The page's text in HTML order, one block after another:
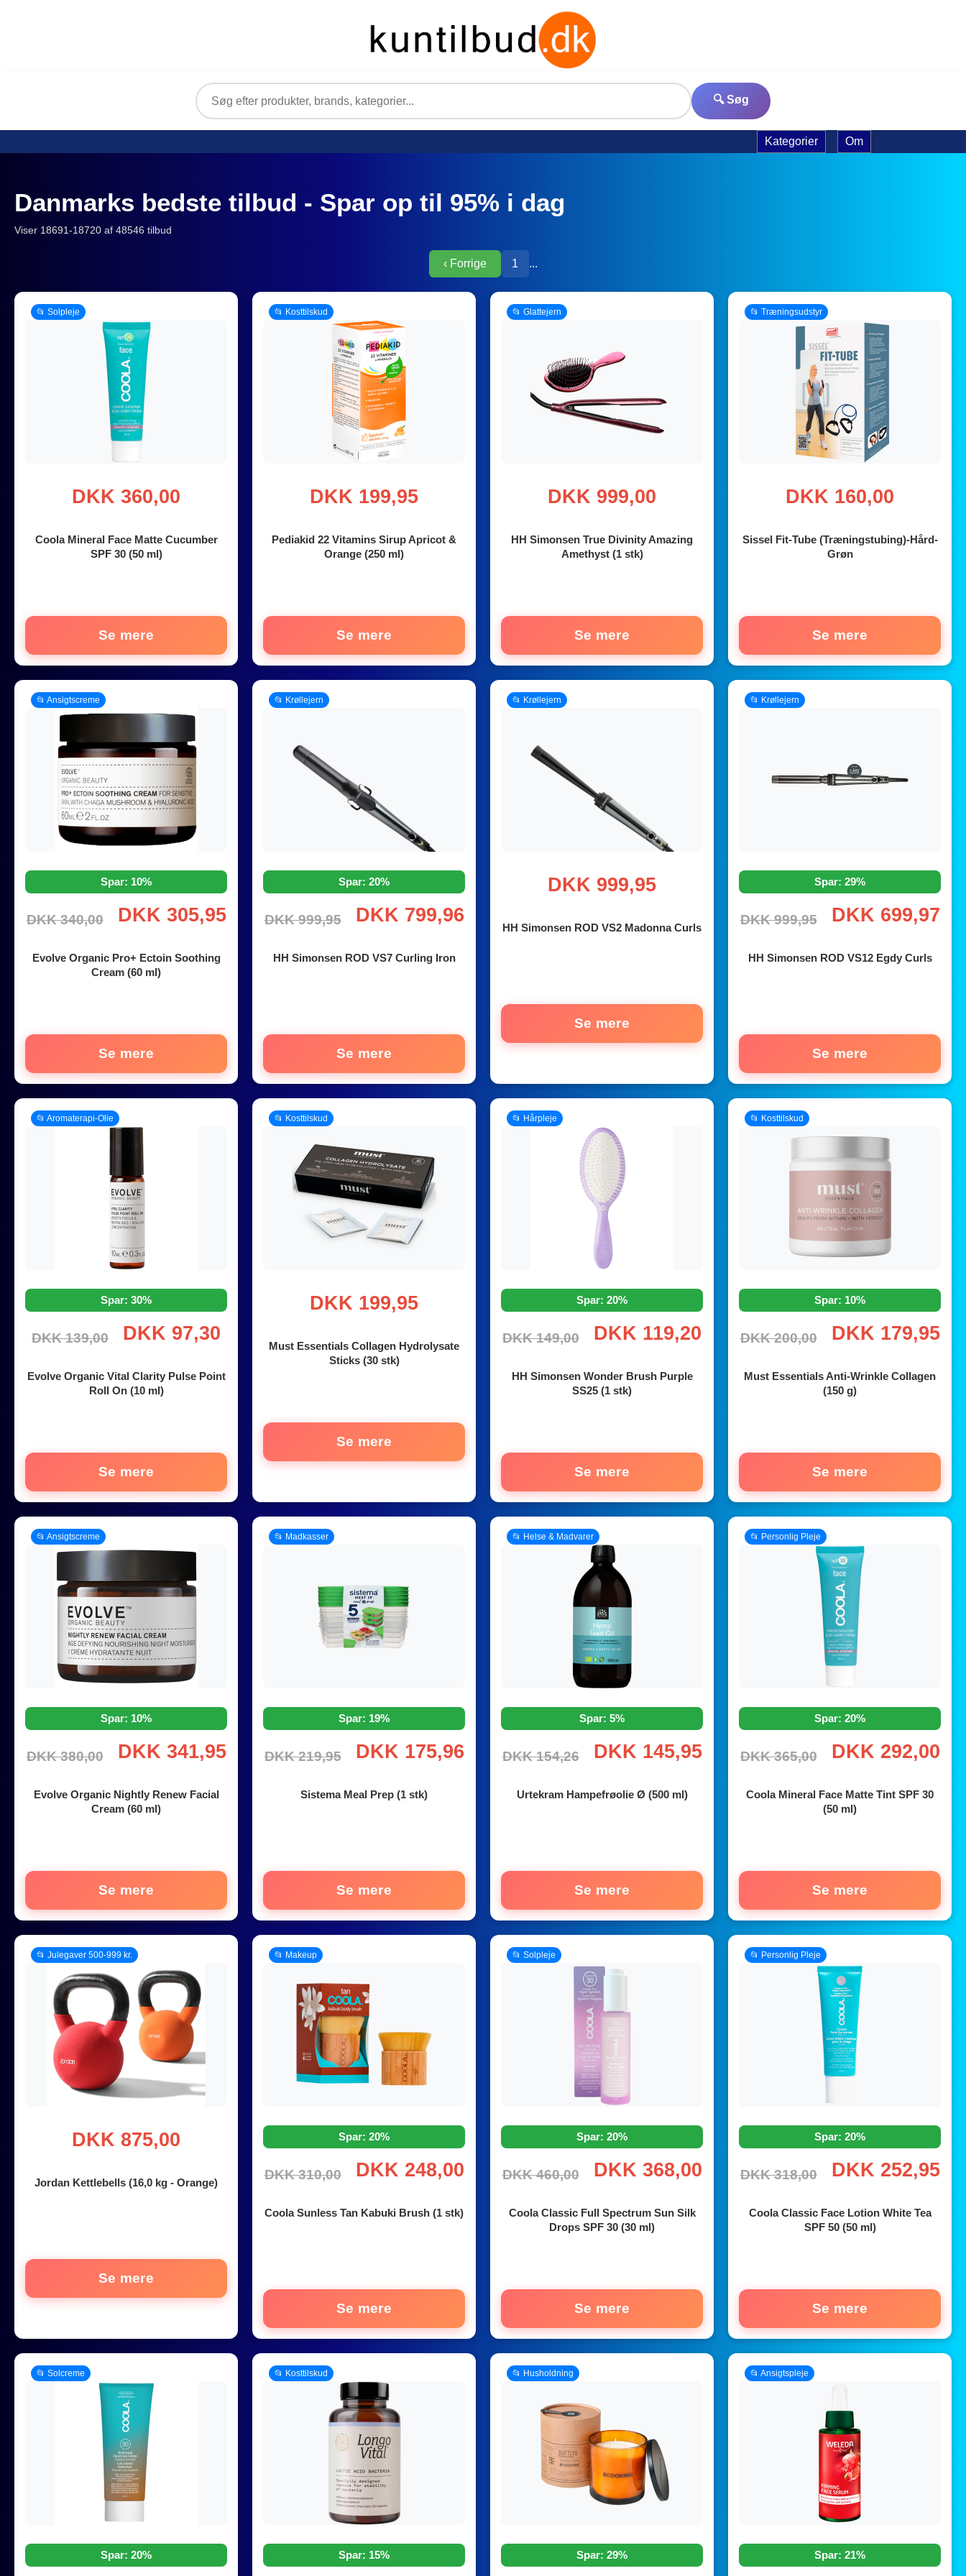
🔍 Søg
Kategorier Om
Danmarks bedste tilbud - Spar op til 95% i dag
Viser 18691-18720 af 48546 tilbud
‹ Forrige 1 ...
📂 Solpleje
DKK 360,00
Coola Mineral Face Matte Cucumber
SPF 30 (50 ml)
Se mere
📂 Kosttilskud
DKK 199,95
Pediakid 22 Vitamins Sirup Apricot &
Orange (250 ml)
Se mere
📂 Glattejern
DKK 999,00
HH Simonsen True Divinity Amazing
Amethyst (1 stk)
Se mere
📂 Træningsudstyr
DKK 160,00
Sissel Fit-Tube (Træningstubing)-Hård-
Grøn
Se mere
📂 Ansigtscreme
Spar: 10%
DKK 340,00 DKK 305,95
Evolve Organic Pro+ Ectoin Soothing
Cream (60 ml)
Se mere
📂 Krøllejern
Spar: 20%
DKK 999,95 DKK 799,96
HH Simonsen ROD VS7 Curling Iron
Se mere
📂 Krøllejern
DKK 999,95
HH Simonsen ROD VS2 Madonna Curls
Se mere
📂 Krøllejern
Spar: 29%
DKK 999,95 DKK 699,97
HH Simonsen ROD VS12 Egdy Curls
Se mere
📂 Aromaterapi-Olie
Spar: 30%
DKK 139,00 DKK 97,30
Evolve Organic Vital Clarity Pulse Point
Roll On (10 ml)
Se mere
📂 Kosttilskud
DKK 199,95
Must Essentials Collagen Hydrolysate
Sticks (30 stk)
Se mere
📂 Hårpleje
Spar: 20%
DKK 149,00 DKK 119,20
HH Simonsen Wonder Brush Purple
SS25 (1 stk)
Se mere
📂 Kosttilskud
Spar: 10%
DKK 200,00 DKK 179,95
Must Essentials Anti-Wrinkle Collagen
(150 g)
Se mere
📂 Ansigtscreme
Spar: 10%
DKK 380,00 DKK 341,95
Evolve Organic Nightly Renew Facial
Cream (60 ml)
Se mere
📂 Madkasser
Spar: 19%
DKK 219,95 DKK 175,96
Sistema Meal Prep (1 stk)
Se mere
📂 Helse & Madvarer
Spar: 5%
DKK 154,26 DKK 145,95
Urtekram Hampefrøolie Ø (500 ml)
Se mere
📂 Personlig Pleje
Spar: 20%
DKK 365,00 DKK 292,00
Coola Mineral Face Matte Tint SPF 30
(50 ml)
Se mere
📂 Julegaver 500-999 kr.
DKK 875,00
Jordan Kettlebells (16,0 kg - Orange)
Se mere
📂 Makeup
Spar: 20%
DKK 310,00 DKK 248,00
Coola Sunless Tan Kabuki Brush (1 stk)
Se mere
📂 Solpleje
Spar: 20%
DKK 460,00 DKK 368,00
Coola Classic Full Spectrum Sun Silk
Drops SPF 30 (30 ml)
Se mere
📂 Personlig Pleje
Spar: 20%
DKK 318,00 DKK 252,95
Coola Classic Face Lotion White Tea
SPF 50 (50 ml)
Se mere
📂 Solcreme
Spar: 20%
📂 Kosttilskud
Spar: 15%
📂 Husholdning
Spar: 29%
📂 Ansigtspleje
Spar: 21%